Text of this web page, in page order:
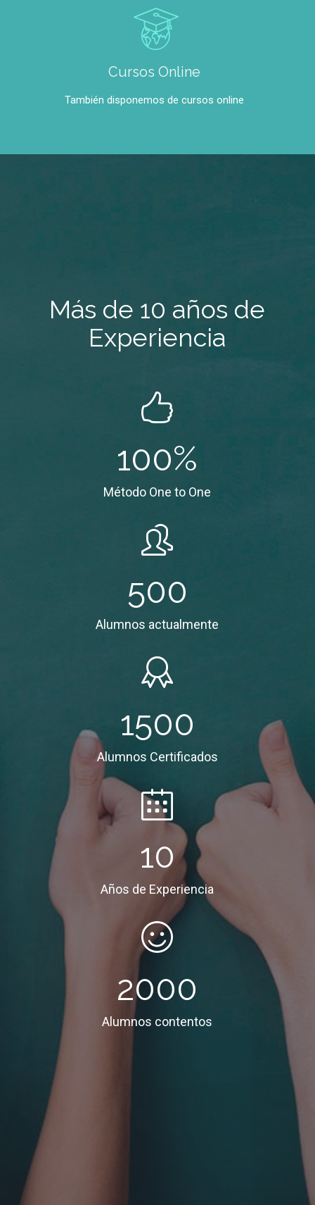
Cursos Online
También disponemos de cursos online
Más de 10 años de
Experiencia
100%
Método One to One
500
Alumnos actualmente
1500
Alumnos Certificados
10
Años de Experiencia
2000
Alumnos contentos